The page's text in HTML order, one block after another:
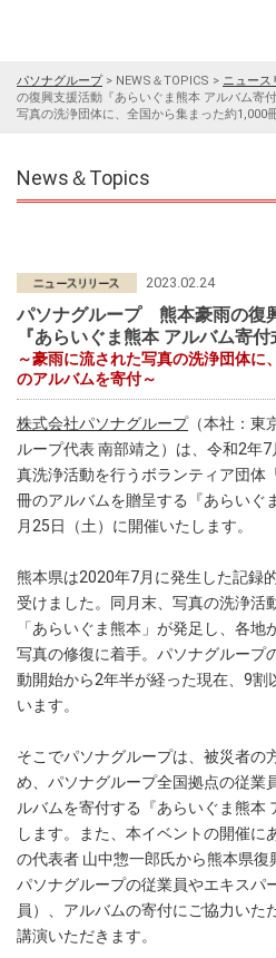
パソナグループ> NEWS＆TOPICS > ニュース
の復興支援活動『あらいぐま熊本 アルバム寄
写真の洗浄団体に、全国から集まった約1,000
News＆Topics
2023.02.24
パソナグループ 熊本豪雨の復
『あらいぐま熊本 アルバム寄
～豪雨に流された写真の洗浄団体に
のアルバムを寄付～
株式会社パソナグループ（本社：東
ループ代表 南部靖之）は、令和2年
真洗浄活動を行うボランティア団体
冊のアルバムを贈呈する『あらいぐ
月25日（土）に開催いたします。
熊本県は2020年7月に発生した記録
受けました。同月末、写真の洗浄活
「あらいぐま熊本」が発足し、各
写真の修復に着手。パソナグループ
動開始から2年半が経った現在、9割
います。
そこでパソナグループは、被災者の
め、パソナグループ全国拠点の従業
ルバムを寄付する『あらいぐま熊本
します。また、本イベントの開催に
の代表者 山中惣一郎氏から熊本県復
パソナグループの従業員やエキスパ
員）、アルバムの寄付にご協力いた
講演いただきます。